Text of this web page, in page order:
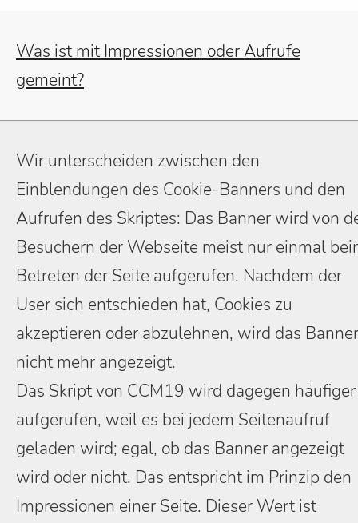
Was ist mit Impressionen oder Aufrufe
gemeint?
Wir unterscheiden zwischen den
Einblendungen des Cookie-Banners und den
Aufrufen des Skriptes: Das Banner wird von
Besuchern der Webseite meist nur einmal
Betreten der Seite aufgerufen. Nachdem der
User sich entschieden hat, Cookies zu
akzeptieren oder abzulehnen, wird das Banner
nicht mehr angezeigt.
Das Skript von CCM19 wird dagegen häufiger
aufgerufen, weil es bei jedem Seitenaufruf
geladen wird; egal, ob das Banner angezeigt
wird oder nicht. Das entspricht im Prinzip den
Impressionen einer Seite. Dieser Wert ist